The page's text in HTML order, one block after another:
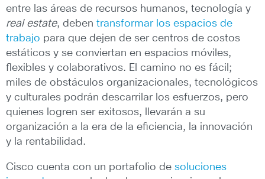
entre las áreas de recursos humanos, tecnología y
real estate, deben transformar los espacios de
trabajo para que dejen de ser centros de costos
estáticos y se conviertan en espacios móviles,
flexibles y colaborativos. El camino no es fácil;
miles de obstáculos organizacionales, tecnológicos
y culturales podrán descarrilar los esfuerzos, pero
quienes logren ser exitosos, llevarán a su
organización a la era de la eficiencia, la innovación
y la rentabilidad.
Cisco cuenta con un portafolio de soluciones